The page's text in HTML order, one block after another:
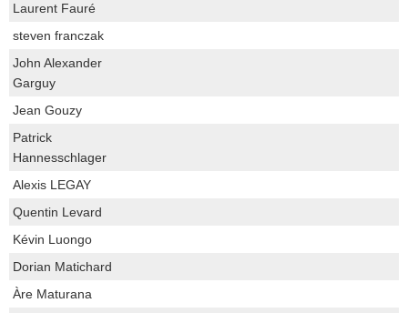
Laurent Fauré
steven franczak
John Alexander
Garguy
Jean Gouzy
Patrick
Hannesschlager
Alexis LEGAY
Quentin Levard
Kévin Luongo
Dorian Matichard
Àre Maturana